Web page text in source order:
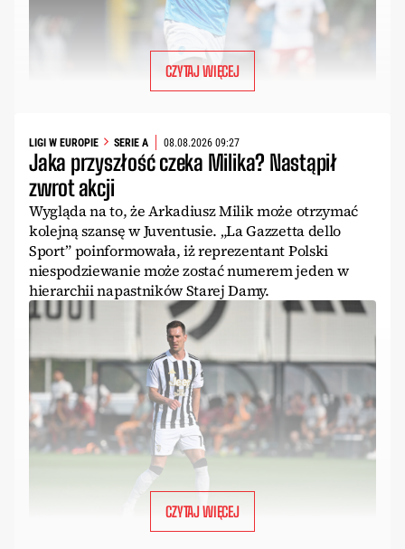
CZYTAJ WIĘCEJ
LIGI W EUROPIE SERIE A 08.08.2026 09:27
Jaka przyszłość czeka Milika? Nastąpił
zwrot akcji
Wygląda na to, że Arkadiusz Milik może otrzymać
kolejną szansę w Juventusie. „La Gazzetta dello
Sport” poinformowała, iż reprezentant Polski
niespodziewanie może zostać numerem jeden w
hierarchii napastników Starej Damy.
CZYTAJ WIĘCEJ